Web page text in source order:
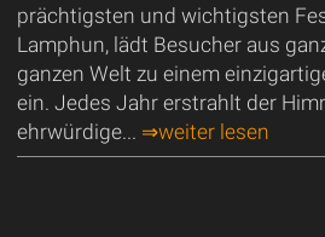
prächtigsten und wichtigsten
Lamphun, lädt Besucher aus
ganzen Welt zu einem
ein. Jedes Jahr erstrahlt der
ehrwürdige... ⇒weiter lesen